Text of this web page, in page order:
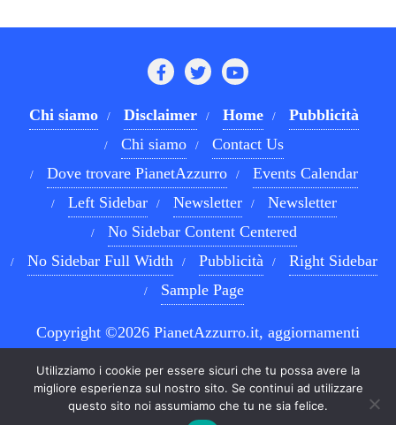
Chi siamo Disclaimer Home
Pubblicità
Chi siamo
Contact Us
Dove trovare PianetAzzurro
Events Calendar
Left Sidebar
Newsletter
Newsletter
No Sidebar Content Centered
No Sidebar Full Width
Pubblicità
Right Sidebar
Sample Page
Copyright ©2026 PianetAzzurro.it, aggiornamenti
rights reserved.Powered byWordPress & Designed by
Bizberg Themes
Utilizziamo i cookie per essere sicuri che tu possa avere la
migliore esperienza sul nostro sito. Se continui ad utilizzare
questo sito noi assumiamo che tu ne sia felice.